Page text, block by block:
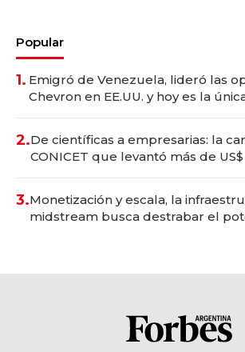
Popular
1. Emigró de Venezuela, lideró las
Chevron en EE.UU. y hoy es la
2.De científicas a empresarias: la
CONICET que levantó más de
3.Monetización y escala, la
midstream busca destrabar el